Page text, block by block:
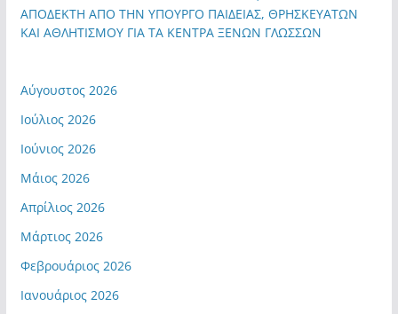
ΑΠΟΔΕΚΤΗ ΑΠΟ ΤΗΝ ΥΠΟΥΡΓΟ ΠΑΙΔΕΙΑΣ, ΘΡΗΣΚΕΥΑΤΩΝ
ΚΑΙ ΑΘΛΗΤΙΣΜΟΥ ΓΙΑ ΤΑ ΚΕΝΤΡΑ ΞΕΝΩΝ ΓΛΩΣΣΩΝ
Αύγουστος 2026
Ιούλιος 2026
Ιούνιος 2026
Μάιος 2026
Απρίλιος 2026
Μάρτιος 2026
Φεβρουάριος 2026
Ιανουάριος 2026